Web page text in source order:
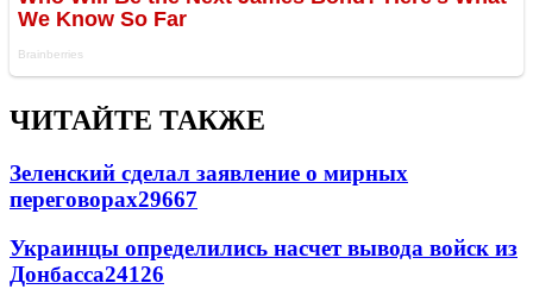
ЧИТАЙТЕ ТАКЖЕ
Зеленский сделал заявление о мирных
переговорах29667
Украинцы определились насчет вывода войск из
Донбасса24126